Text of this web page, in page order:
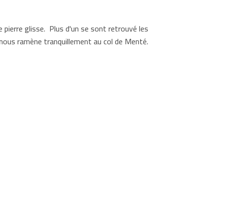
glisse. Plus d'un se sont retrouvé les
ramène tranquillement au col de Menté.